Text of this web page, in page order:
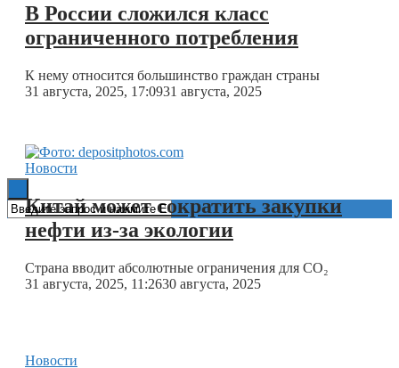
Стартапы
Технологии
Книги
В России сложился класс
ограниченного потребления
К нему относится большинство граждан страны
31 августа, 2025, 17:0931 августа, 2025
Новости
Китай может сократить закупки
нефти из-за экологии
Страна вводит абсолютные ограничения для CO₂
31 августа, 2025, 11:2630 августа, 2025
Новости